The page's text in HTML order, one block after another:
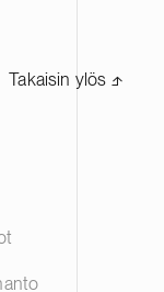
Takaisin ylös ⬏